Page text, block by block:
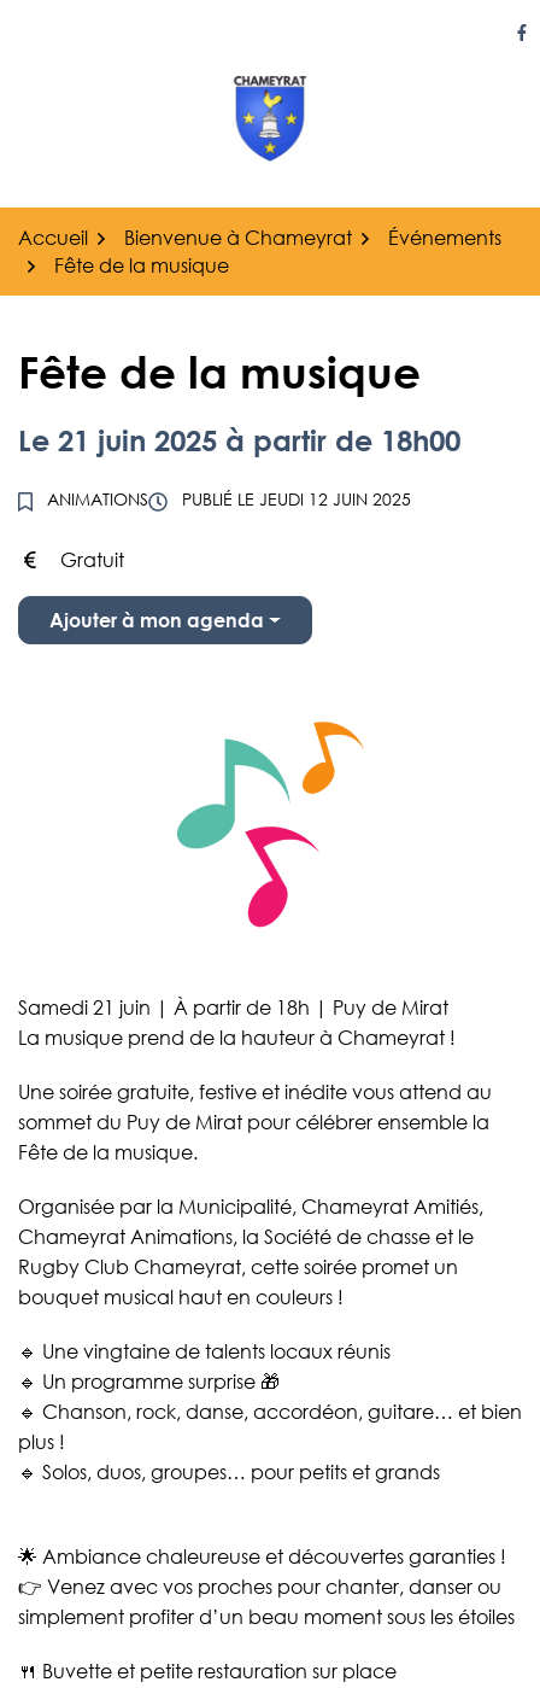
Accueil Bienvenue à Chameyrat
Événements
Fête de la musique
Fête de la musique
Le 21 juin 2025 à partir de 18h00
ANIMATIONS PUBLIÉ LE JEUDI 12 JUIN 2025
Infos utiles
Gratuit
Ajouter à mon agenda
Samedi 21 juin | À partir de 18h | Puy de Mirat
La musique prend de la hauteur à Chameyrat !
Une soirée gratuite, festive et inédite vous attend au
sommet du Puy de Mirat pour célébrer ensemble la
Fête de la musique.
Organisée par la Municipalité, Chameyrat Amitiés,
Chameyrat Animations, la Société de chasse et le
Rugby Club Chameyrat, cette soirée promet un
bouquet musical haut en couleurs !
🔹 Une vingtaine de talents locaux réunis
🔹 Un programme surprise 🎁
🔹 Chanson, rock, danse, accordéon, guitare… et bien
plus !
🔹 Solos, duos, groupes… pour petits et grands
🌟 Ambiance chaleureuse et découvertes garanties !
👉 Venez avec vos proches pour chanter, danser ou
simplement profiter d’un beau moment sous les étoiles
🍴 Buvette et petite restauration sur place